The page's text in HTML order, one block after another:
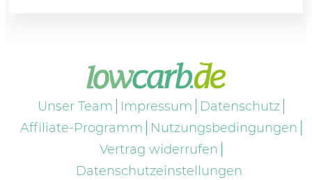
Unser Team Impressum
Datenschutz
Affiliate-Programm
Nutzungsbedingungen
Vertrag widerrufen
Datenschutzeinstellungen